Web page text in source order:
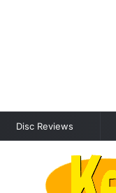
Disc Reviews